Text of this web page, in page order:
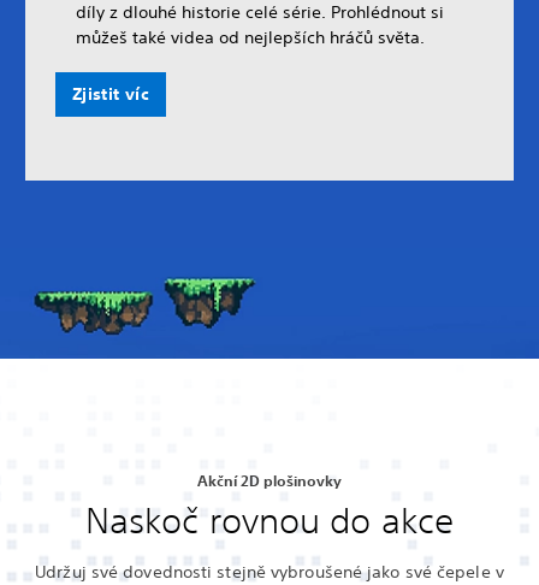
díly z dlouhé historie celé série. Prohlédnout si
můžeš také videa od nejlepších hráčů světa.
Zjistit víc
Akční 2D plošinovky
Naskoč rovnou do akce
Udržuj své dovednosti stejně vybroušené jako své čepele v